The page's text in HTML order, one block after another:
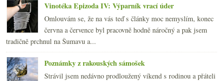
Vinotéka Epizoda IV: Výparník vrací úder
Omlouvám se, že na vás teď s články moc nemyslím, konec
června a července byl pracovně hodně náročný a pak jsem
tradičně prchnul na Šumavu a...
Poznámky z rakouských sámošek
Strávil jsem nedávno prodloužený víkend s rodinou a přáteli